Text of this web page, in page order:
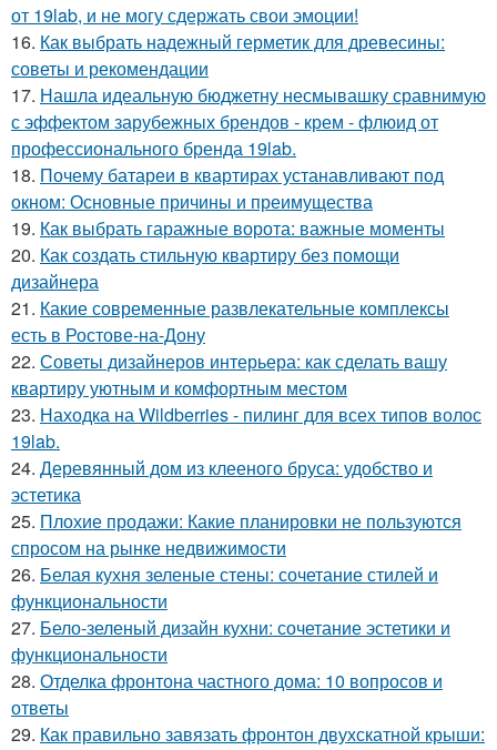
от 19lab, и не могу сдержать свои эмоции!
16. Как выбрать надежный герметик для древесины:
советы и рекомендации
17. Нашла идеальную бюджетну несмывашку сравнимую
с эффектом зарубежных брендов - крем - флюид от
профессионального бренда 19lab.
18. Почему батареи в квартирах устанавливают под
окном: Основные причины и преимущества
19. Как выбрать гаражные ворота: важные моменты
20. Как создать стильную квартиру без помощи
дизайнера
21. Какие современные развлекательные комплексы
есть в Ростове-на-Дону
22. Советы дизайнеров интерьера: как сделать вашу
квартиру уютным и комфортным местом
23. Находка на Wildberries - пилинг для всех типов волос
19lab.
24. Деревянный дом из клееного бруса: удобство и
эстетика
25. Плохие продажи: Какие планировки не пользуются
спросом на рынке недвижимости
26. Белая кухня зеленые стены: сочетание стилей и
функциональности
27. Бело-зеленый дизайн кухни: сочетание эстетики и
функциональности
28. Отделка фронтона частного дома: 10 вопросов и
ответы
29. Как правильно завязать фронтон двухскатной крыши: